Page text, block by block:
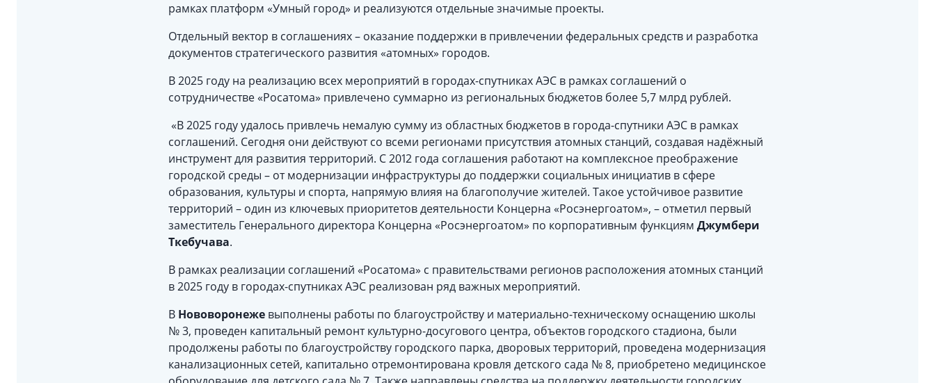
рамках платформ «Умный город» и реализуются отдельные значимые проекты.
Отдельный вектор в соглашениях – оказание поддержки в привлечении федеральных средств и разработка
документов стратегического развития «атомных» городов.
В 2025 году на реализацию всех мероприятий в городах-спутниках АЭС в рамках соглашений о
сотрудничестве «Росатома» привлечено суммарно из региональных бюджетов более 5,7 млрд рублей.
«В 2025 году удалось привлечь немалую сумму из областных бюджетов в города-спутники АЭС в рамках
соглашений. Сегодня они действуют со всеми регионами присутствия атомных станций, создавая надёжный
инструмент для развития территорий. С 2012 года соглашения работают на комплексное преображение
городской среды – от модернизации инфраструктуры до поддержки социальных инициатив в сфере
образования, культуры и спорта, напрямую влияя на благополучие жителей. Такое устойчивое развитие
территорий – один из ключевых приоритетов деятельности Концерна «Росэнергоатом», – отметил первый
заместитель Генерального директора Концерна «Росэнергоатом» по корпоративным функциям Джумбери
Ткебучава.
В рамках реализации соглашений «Росатома» с правительствами регионов расположения атомных станций
в 2025 году в городах-спутниках АЭС реализован ряд важных мероприятий.
В Нововоронеже выполнены работы по благоустройству и материально-техническому оснащению школы
№ 3, проведен капитальный ремонт культурно-досугового центра, объектов городского стадиона, были
продолжены работы по благоустройству городского парка, дворовых территорий, проведена модернизация
канализационных сетей, капитально отремонтирована кровля детского сада № 8, приобретено медицинское